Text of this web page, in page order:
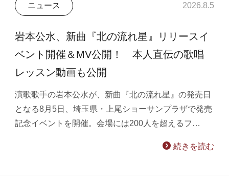
ニュース 2026.8.5
岩本公水、新曲『北の流れ星』リリースイ
ベント開催＆MV公開！ 本人直伝の歌唱
レッスン動画も公開
演歌歌手の岩本公水が、新曲『北の流れ星』の発売日
となる8月5日、埼玉県・上尾ショーサンプラザで発売
記念イベントを開催。会場には200人を超えるフ…
続きを読む